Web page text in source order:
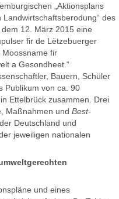
„Aktionsplans
Landwirtschaftsberodung“ des
12. März 2015 eine
fir de Lëtzebuerger
Moossname fir
a Gesondheet.“
Bauern, Schüler
Publikum von ca. 90
Ettelbrück zusammen. Drei
Maßnahmen und Best-
Deutschland und
jeweiligen nationalen
und eines